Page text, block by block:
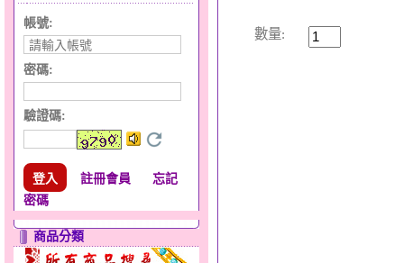
帳號:
密碼:
驗證碼:
註冊會員
忘記
密碼
商品分類
數量: